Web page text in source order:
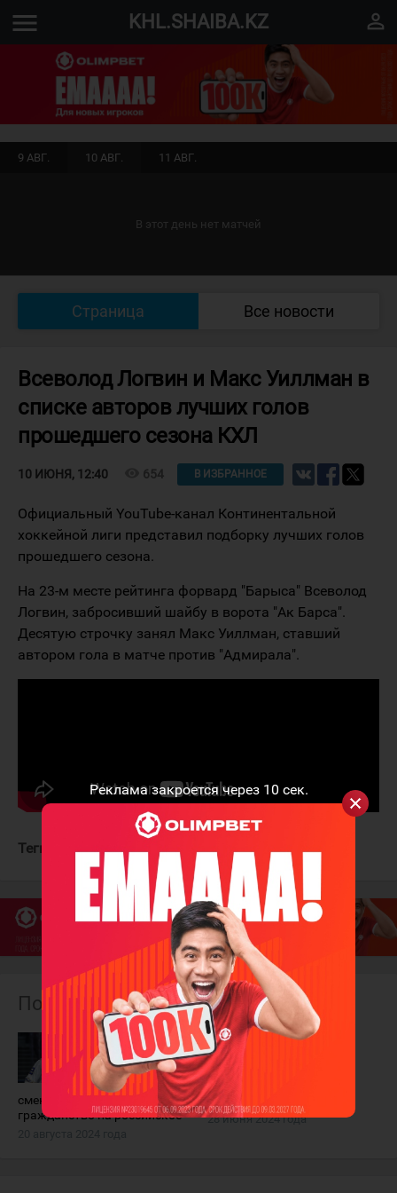
Реклама закроется через 10 сек.
menu KHL.SHAIBA.KZ perm_identity
9 АВГ. 10 АВГ. 11 АВГ.
В этот день нет матчей
Страница Все новости
Всеволод Логвин и Макс Уиллман в
списке авторов лучших голов
прошедшего сезона КХЛ
10 ИЮНЯ, 12:40 654 В ИЗБРАННОЕ
Официальный YouTube-канал Континентальной
хоккейной лиги представил подборку лучших голов
прошедшего сезона.
На 23-м месте рейтинга форвард "Барыса" Всеволод
Логвин, забросивший шайбу в ворота "Ак Барса".
Десятую строчку занял Макс Уиллман, ставший
автором гола в матче против "Адмирала".
Теги: Барыс Логвин Всеволод Уиллман Макс
Похожие материалы
Перспективный
хоккеист
"Барыса"
неожиданно
сменил казахстанское
гражданство на российское
Всеволод
"Барысом" на два года
28 июня 2024 года